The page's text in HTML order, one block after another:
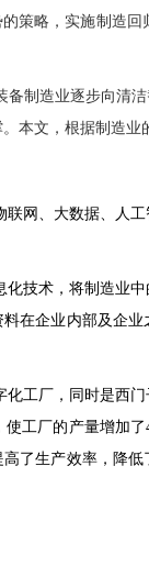
策略，实施制造
制造业逐步向清
本文，根据制造
网、大数据、人
技术，将制造业
在企业内部及企
工厂，同时是西
使工厂的产量增加了
了生产效率，降